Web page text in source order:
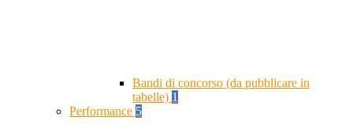
Bandi di concorso (da pubblicare in
tabelle) 1
Performance 5